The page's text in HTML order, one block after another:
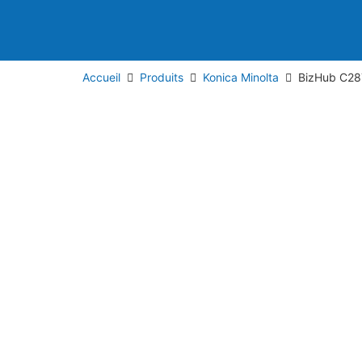
Accueil Produits Konica Minolta BizHub